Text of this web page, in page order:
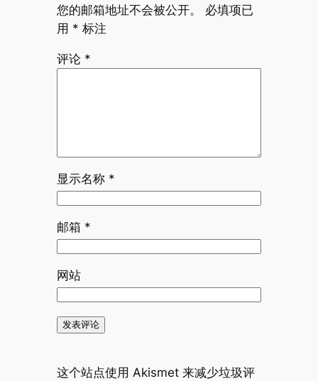
您的邮箱地址不会被公开。
必填项已
用 * 标注
评论 *
显示名称 *
邮箱 *
网站
这个站点使用 Akismet 来减少垃圾评